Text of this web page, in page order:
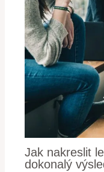
Jak nakreslit
dokonalý